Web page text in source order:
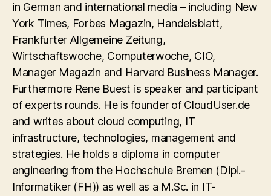
in German and international media – including New
York Times, Forbes Magazin, Handelsblatt,
Frankfurter Allgemeine Zeitung,
Wirtschaftswoche, Computerwoche, CIO,
Manager Magazin and Harvard Business Manager.
Furthermore Rene Buest is speaker and participant
of experts rounds. He is founder of CloudUser.de
and writes about cloud computing, IT
infrastructure, technologies, management and
strategies. He holds a diploma in computer
engineering from the Hochschule Bremen (Dipl.-
Informatiker (FH)) as well as a M.Sc. in IT-